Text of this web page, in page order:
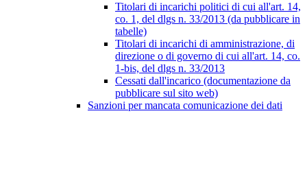
Titolari di incarichi politici di cui all'art. 14,
co. 1, del dlgs n. 33/2013 (da pubblicare in
tabelle)
Titolari di incarichi di amministrazione, di
direzione o di governo di cui all'art. 14, co.
1-bis, del dlgs n. 33/2013
Cessati dall'incarico (documentazione da
pubblicare sul sito web)
Sanzioni per mancata comunicazione dei dati